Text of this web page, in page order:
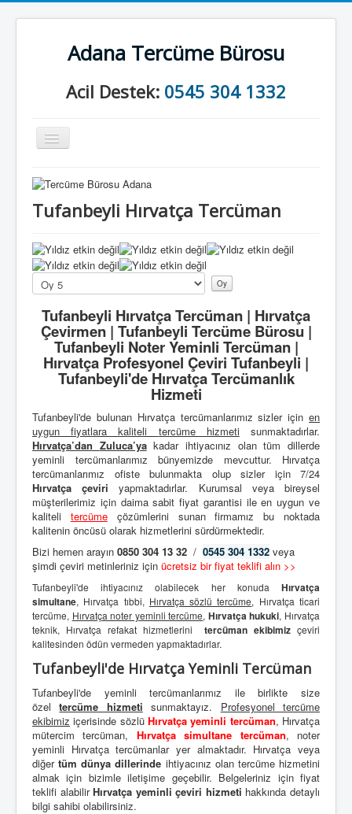
Adana Tercüme Bürosu
Acil Destek: 0545 304 1332
Gezinme
geçişini
Anasayfa
Kurumsal
İletişim
Tufanbeyli Hırvatça Tercüman
Lütfen
oylayın
Tufanbeyli Hırvatça Tercüman | Hırvatça
Çevirmen | Tufanbeyli Tercüme Bürosu |
Tufanbeyli Noter Yeminli Tercüman |
Hırvatça Profesyonel Çeviri Tufanbeyli |
Tufanbeyli'de Hırvatça Tercümanlık
Hizmeti
Tufanbeyli'de bulunan Hırvatça tercümanlarımız sizler için en
uygun fiyatlara kaliteli tercüme hizmetisunmaktadırlar.
Hırvatça’dan Zuluca’yakadar ihtiyacınız olan tüm dillerde
yeminli tercümanlarımız bünyemizde mevcuttur. Hırvatça
tercümanlarımız ofiste bulunmakta olup sizler için 7/24
Hırvatça çeviri yapmaktadırlar. Kurumsal veya bireysel
müşterilerimiz için daima sabit fiyat garantisi ile en uygun ve
kaliteli tercümeçözümlerini sunan firmamız bu noktada
kalitenin öncüsü olarak hizmetlerini sürdürmektedir.
Bizi hemen arayın 0850 304 13 32 / 0545 304 1332 veya
şimdi çeviri metinleriniz için ücretsiz bir fiyat teklifi alın >>
Tufanbeyli'de ihtiyacınız olabilecek her konuda Hırvatça
simultane, Hırvatça tıbbi, Hırvatça sözlü tercüme, Hırvatça ticari
tercüme, Hırvatça noter yeminli tercüme, Hırvatça hukuki, Hırvatça
teknik, Hırvatça refakat hizmetlerini
tercüman ekibimizçeviri
kalitesinden ödün vermeden yapmaktadırlar.
Tufanbeyli'de Hırvatça Yeminli Tercüman
Tufanbeyli'de yeminli tercümanlarımız ile birlikte size
özeltercüme hizmeti sunmaktayız. Profesyonel tercüme
ekibimiz içerisinde sözlü Hırvatça yeminli tercüman, Hırvatça
mütercim tercüman, Hırvatça simultane tercüman, noter
yeminli Hırvatça tercümanlar yer almaktadır. Hırvatça veya
diğertüm dünya dillerinde ihtiyacınız olan tercüme hizmetini
almak için bizimle iletişime geçebilir. Belgeleriniz için fiyat
teklifi alabilirHırvatça yeminli çeviri hizmeti hakkında detaylı
bilgi sahibi olabilirsiniz.